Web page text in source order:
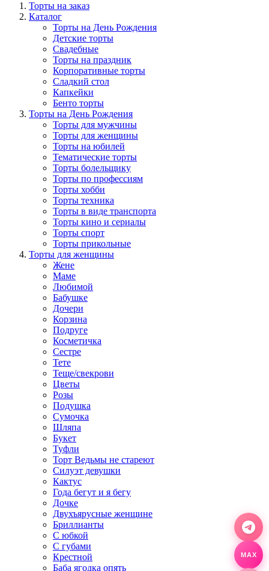
Торты на заказ
Каталог
Торты на День Рождения
Детские торты
Свадебные
Торты на праздник
Корпоративные торты
Сладкий стол
Капкейки
Бенто торты
Торты на День Рождения
Торты для мужчины
Торты для женщины
Торты на юбилей
Тематические торты
Торты болельщику
Торты по профессиям
Торты хобби
Торты техника
Торты в виде транспорта
Торты кино и сериалы
Торты спорт
Торты прикольные
Торты для женщины
Жене
Маме
Любимой
Бабушке
Дочери
Корзина
Подруге
Косметичка
Сестре
Тете
Теще/свекрови
Цветы
Розы
Подушка
Сумочка
Шляпа
Букет
Туфли
Торт Ведьмы не стареют
Силуэт девушки
Кактус
Года бегут и я бегу
Дочке
Двухъярусные женщине
Бриллианты
С юбкой
С губами
Крестной
Баба ягодка опять
MAX